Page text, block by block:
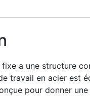
fixe a une structure
travail en acier est
pour donner